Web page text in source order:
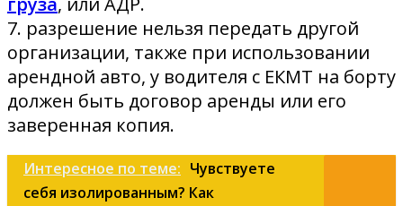
7. разрешение нельзя передать другой
организации, также при использовании
арендной авто, у водителя с ЕКМТ на борту
должен быть договор аренды или его
заверенная копия.
Интересное по теме: Чувствуете
себя изолированным? Как